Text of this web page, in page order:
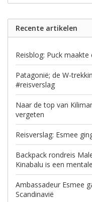
Recente artikelen
Reisblog: Puck
Patagonië; de W-
#reisverslag
Naar de top van
vergeten
Reisverslag: Esmee
Backpack rondreis
Kinabalu is een
Ambassadeur Esmee
Scandinavië